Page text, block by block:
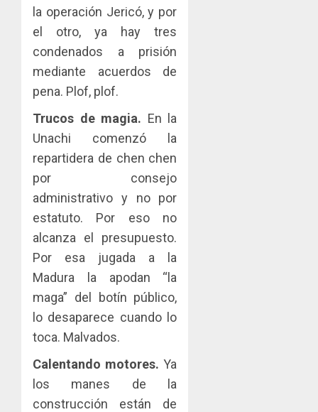
la operación Jericó, y por
el otro, ya hay tres
condenados a prisión
mediante acuerdos de
pena. Plof, plof.
Trucos de magia. En la
Unachi comenzó la
repartidera de chen chen
por consejo
administrativo y no por
estatuto. Por eso no
alcanza el presupuesto.
Por esa jugada a la
Madura la apodan “la
maga” del botín público,
lo desaparece cuando lo
toca. Malvados.
Calentando motores. Ya
los manes de la
construcción están de